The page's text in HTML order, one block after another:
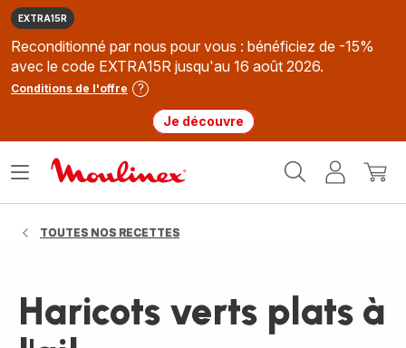
EXTRA15R
Reconditionné par nous pour vous : bénéficiez de -15%
avec le code EXTRA15R jusqu'au 16 août 2026.
Conditions de l'offre
Je découvre
MonMon
Ouvrir
TOUTES NOS RECETTES
Haricots verts plats à